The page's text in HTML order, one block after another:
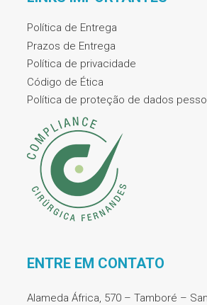
Política de Entrega
Prazos de Entrega
Política de privacidade
Código de Ética
Política de proteção de dados
ENTRE EM CONTATO
Alameda África, 570 – Tamboré –